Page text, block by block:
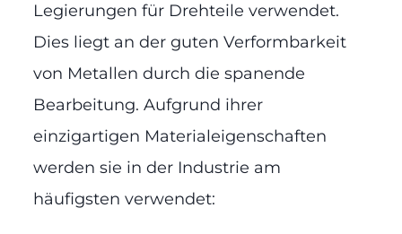
Legierungen für Drehteile verwendet.
Dies liegt an der guten Verformbarkeit
von Metallen durch die spanende
Bearbeitung. Aufgrund ihrer
einzigartigen Materialeigenschaften
werden sie in der Industrie am
häufigsten verwendet: